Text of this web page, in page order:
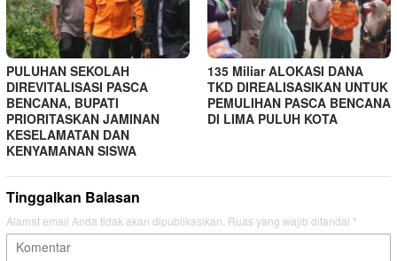
PULUHAN SEKOLAH
DIREVITALISASI PASCA
BENCANA, BUPATI
PRIORITASKAN JAMINAN
KESELAMATAN DAN
KENYAMANAN SISWA
135 Miliar ALOKASI DANA
TKD DIREALISASIKAN UNTUK
PEMULIHAN PASCA BENCANA
DI LIMA PULUH KOTA
Tinggalkan Balasan
Alamat email Anda tidak akan dipublikasikan. Ruas yang wajib ditandai *